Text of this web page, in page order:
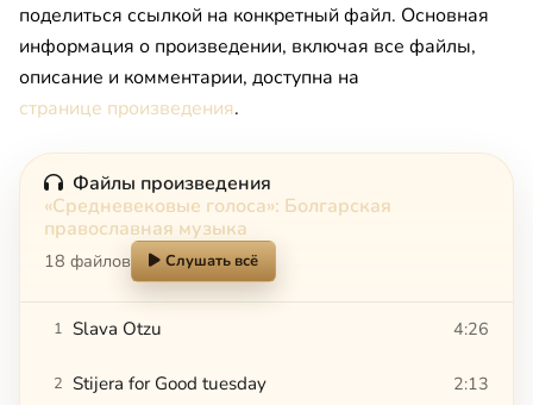
поделиться ссылкой на конкретный файл. Основная
информация о произведении, включая все файлы,
описание и комментарии, доступна на
странице произведения.
Файлы произведения
«Средневековые голоса»: Болгарская
православная музыка
18 файлов Слушать всё
1 Slava Otzu 4:26
2 Stijera for Good tuesday 2:13